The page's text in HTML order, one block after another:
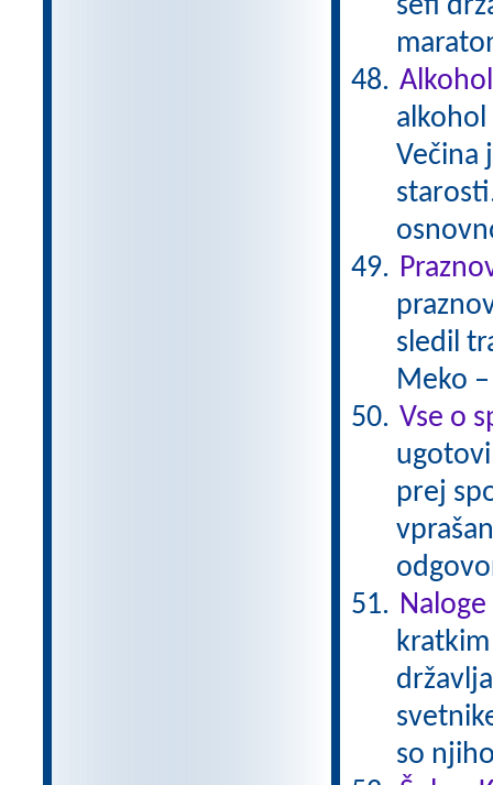
šefi
alkohol
Večina
sledil
Meko
Vse o
prej
so